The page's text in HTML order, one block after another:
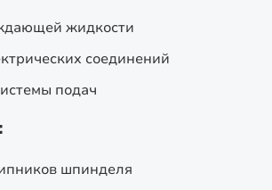
жидкости
соединений
подач
шпинделя